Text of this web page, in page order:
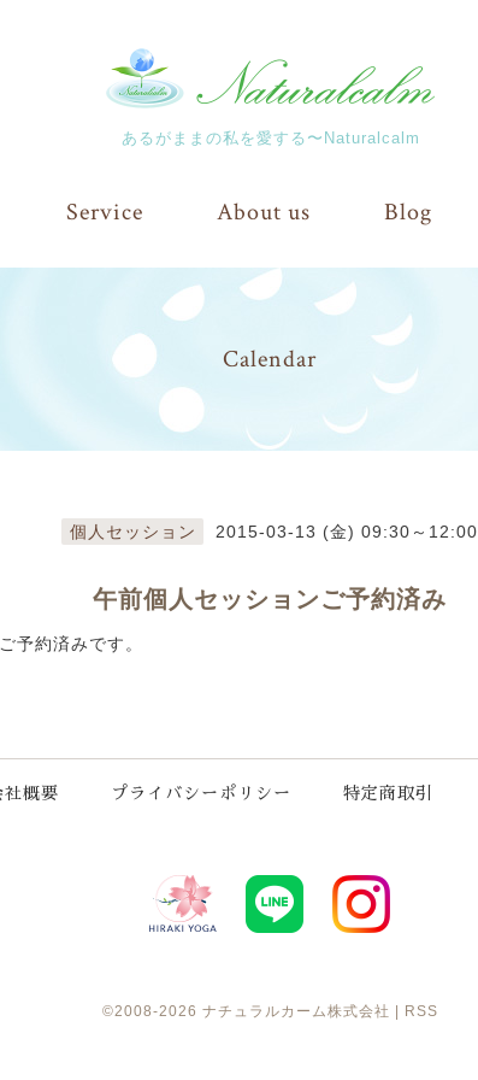
あるがままの私を愛する〜Naturalcalm
Service About us Blog
Calendar
個人セッション 2015-03-13 (金) 09:30～12:00
午前個人セッションご予約済み
予約済みです。
社概要 プライバシーポリシー 特定商取引
©2008-2026 ナチュラルカーム株式会社 | RSS